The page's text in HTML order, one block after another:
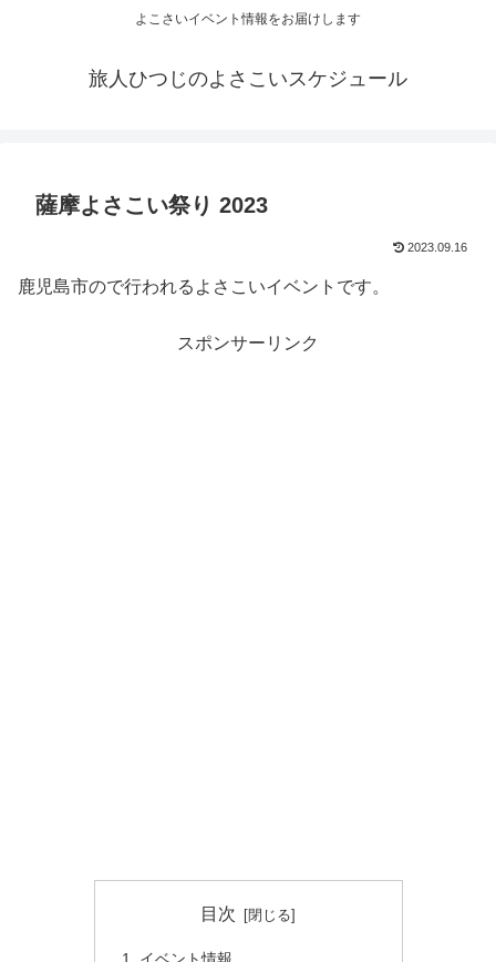
よこさいイベント情報をお届けします
旅人ひつじのよさこいスケジュール
薩摩よさこい祭り 2023
2023.09.16
鹿児島市ので行われるよさこいイベントです。
スポンサーリンク
目次
イベント情報